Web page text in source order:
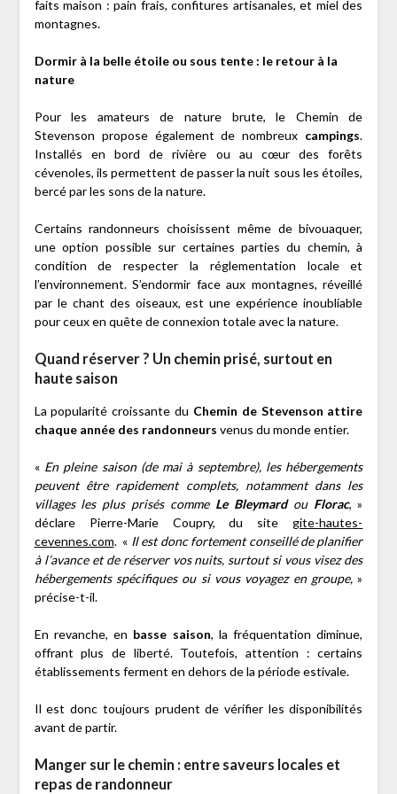
faits maison : pain frais, confitures artisanales, et miel des
montagnes.
Dormir à la belle étoile ou sous tente : le retour à la
nature
Pour les amateurs de nature brute, le Chemin de
Stevenson propose également de nombreux campings.
Installés en bord de rivière ou au cœur des forêts
cévenoles, ils permettent de passer la nuit sous les étoiles,
bercé par les sons de la nature.
Certains randonneurs choisissent même de bivouaquer,
une option possible sur certaines parties du chemin, à
condition de respecter la réglementation locale et
l’environnement. S’endormir face aux montagnes, réveillé
par le chant des oiseaux, est une expérience inoubliable
pour ceux en quête de connexion totale avec la nature.
Quand réserver ? Un chemin prisé, surtout en
haute saison
La popularité croissante du Chemin de Stevenson attire
chaque année des randonneurs venus du monde entier.
« En pleine saison (de mai à septembre), les hébergements
peuvent être rapidement complets, notamment dans les
villages les plus prisés comme Le Bleymardou Florac, »
déclare Pierre-Marie Coupry, du sitegite-hautes-
cevennes.com. « Il est donc fortement conseillé de planifier
à l’avance et de réserver vos nuits, surtout si vous visez des
hébergements spécifiques ou si vous voyagez en groupe, »
précise-t-il.
En revanche, en basse saison, la fréquentation diminue,
offrant plus de liberté. Toutefois, attention : certains
établissements ferment en dehors de la période estivale.
Il est donc toujours prudent de vérifier les disponibilités
avant de partir.
Manger sur le chemin : entre saveurs locales et
repas de randonneur